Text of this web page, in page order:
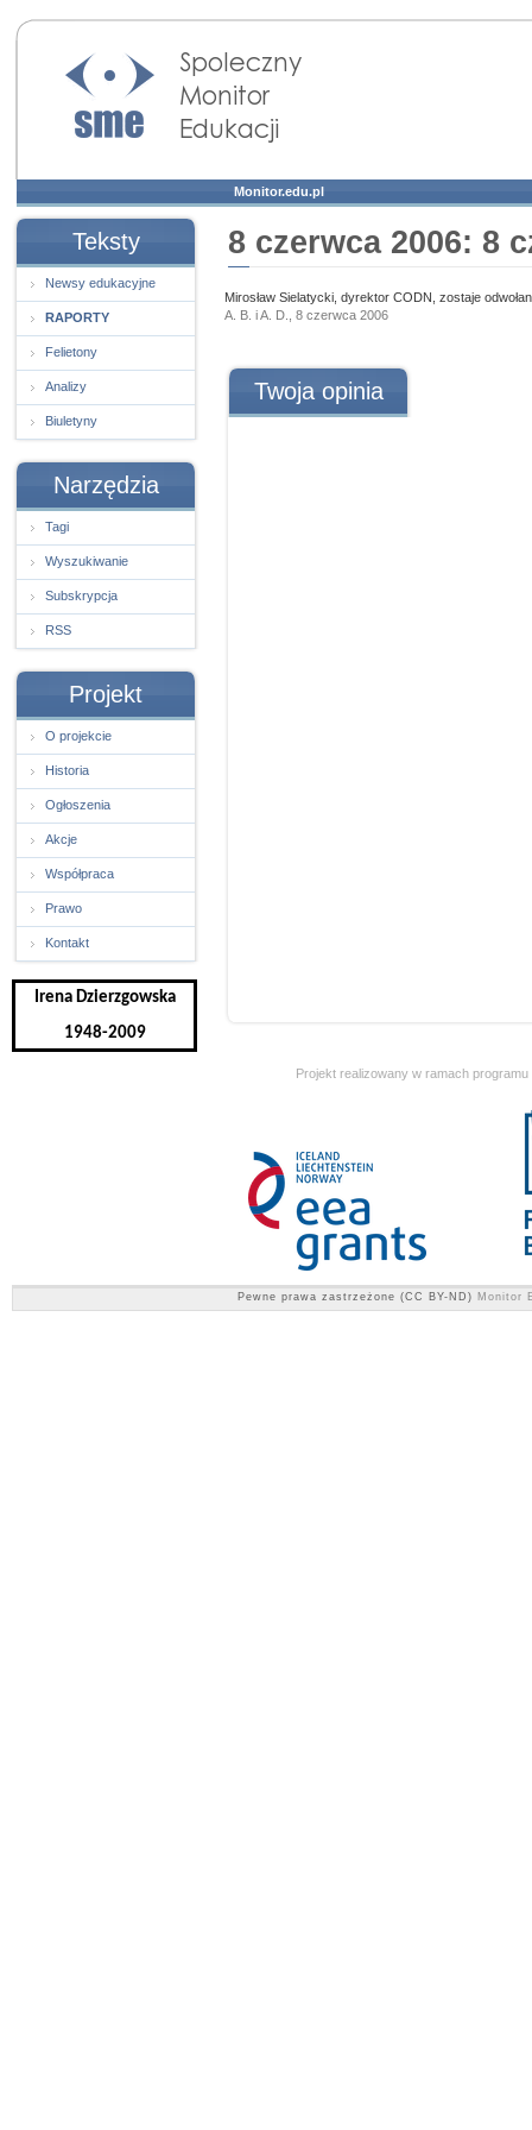
Społeczny Monitor
Edukacji
Monitor.edu.pl
Teksty
Newsy edukacyjne
RAPORTY
Felietony
Analizy
Biuletyny
Narzędzia
Tagi
Wyszukiwanie
Subskrypcja
RSS
Projekt
O projekcie
Historia
Ogłoszenia
Akcje
Współpraca
Prawo
Kontakt
Irena Dzierzgowska
1948-2009
8 czerwca 2006: 8
Mirosław Sielatycki, dyrektor CODN, zostaje
A. B. i A. D., 8 czerwca 2006
Twoja opinia
Projekt realizowany w ramach
Pewne prawa zastrzeżone (CC BY-ND) Monitor